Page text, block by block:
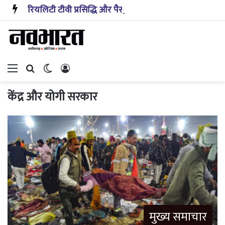
Menu Search forSwitch skin
केंद्र और योगी सरकार
मुख्य समाचार